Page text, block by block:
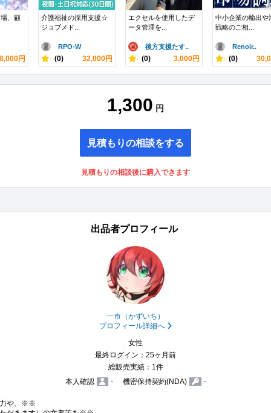
、顧
円
介護福祉の採用支援☆
ジョブメド...
RPO-W
- (0) 32,000円
エクセルを使用したデ
ータ管理を...
後方支援たす..
- (0) 3,000円
中小企業の輸出や
戦略のご相...
Renoir..
- (0)
1,300 円
見積もりの相談をする
見積もりの相談後に購入できます
出品者プロフィール
一市（かずいち）
プロフィール詳細へ
女性
最終ログイン：25ヶ月前
総販売実績：1件
本人確認
- 機密保持契約(NDA) -
力や、※※